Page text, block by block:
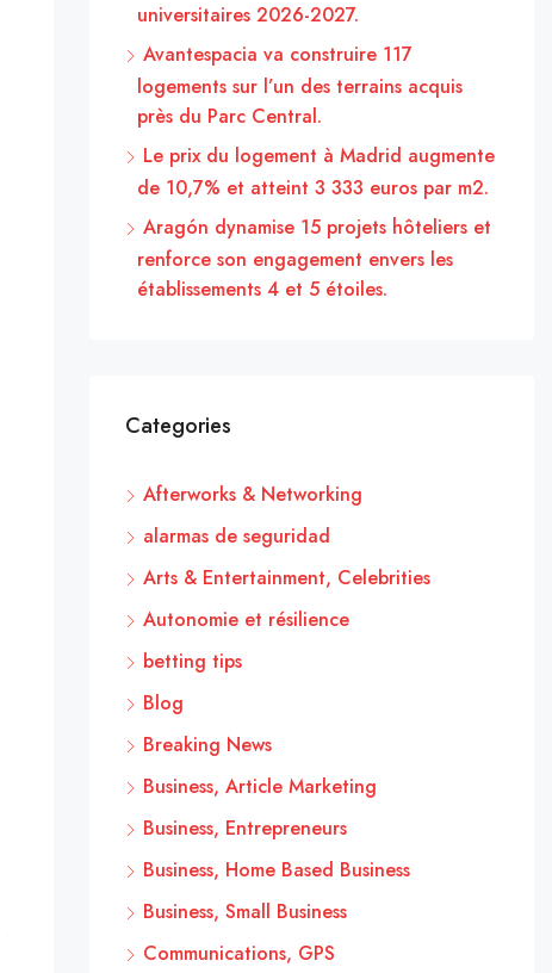
universitaires 2026-2027.
Avantespacia va construire 117
logements sur l’un des terrains acquis
près du Parc Central.
Le prix du logement à Madrid augmente
de 10,7% et atteint 3 333 euros par m2.
Aragón dynamise 15 projets hôteliers et
renforce son engagement envers les
établissements 4 et 5 étoiles.
Categories
Afterworks & Networking
alarmas de seguridad
Arts & Entertainment, Celebrities
Autonomie et résilience
betting tips
Blog
Breaking News
Business, Article Marketing
Business, Entrepreneurs
Business, Home Based Business
Business, Small Business
Communications, GPS